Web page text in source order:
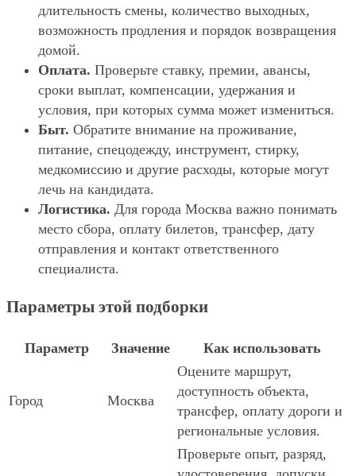
длительность смены, количество выходных,
возможность продления и порядок возвращения
домой.
Оплата. Проверьте ставку, премии, авансы,
сроки выплат, компенсации, удержания и
условия, при которых сумма может измениться.
Быт. Обратите внимание на проживание,
питание, спецодежду, инструмент, стирку,
медкомиссию и другие расходы, которые могут
лечь на кандидата.
Логистика. Для города Москва важно понимать
место сбора, оплату билетов, трансфер, дату
отправления и контакт ответственного
специалиста.
Параметры этой подборки
Параметр Значение Как использовать
Город Москва
Оцените маршрут,
доступность объекта,
трансфер, оплату дороги и
региональные условия.
Проверьте опыт, разряд,